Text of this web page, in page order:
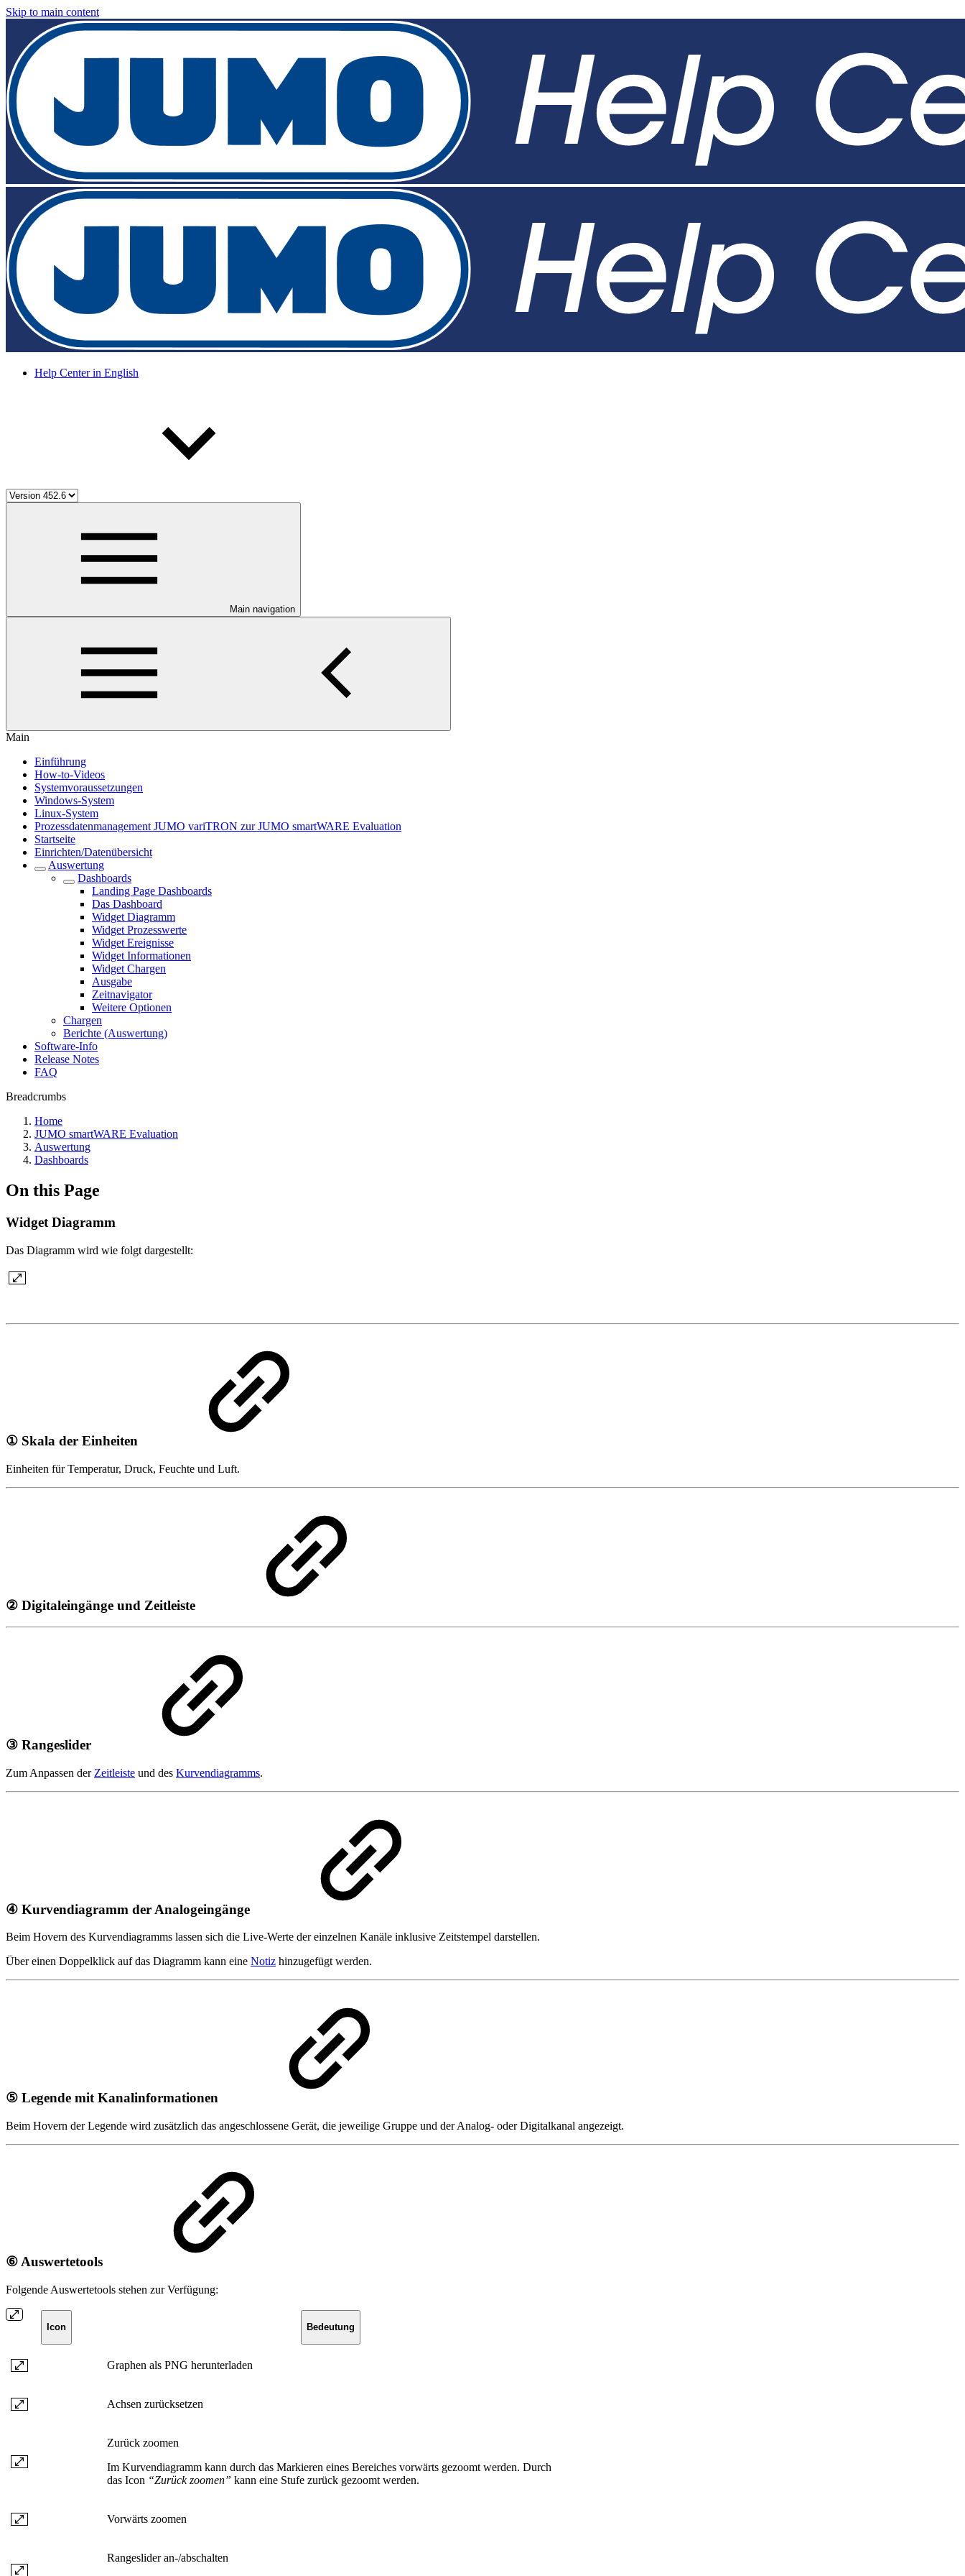
Skip to main content
Help Center in English
Main navigation
Main
Einführung
How-to-Videos
Systemvoraussetzungen
Windows-System
Linux-System
Prozessdatenmanagement JUMO variTRON zur JUMO smartWARE Evaluation
Startseite
Einrichten/Datenübersicht
Auswertung
Dashboards
Landing Page Dashboards
Das Dashboard
Widget Diagramm
Widget Prozesswerte
Widget Ereignisse
Widget Informationen
Widget Chargen
Ausgabe
Zeitnavigator
Weitere Optionen
Chargen
Berichte (Auswertung)
Software-Info
Release Notes
FAQ
Breadcrumbs
Home
JUMO smartWARE Evaluation
Auswertung
Dashboards
On this Page
Widget Diagramm
Das Diagramm wird wie folgt dargestellt:
① Skala der Einheiten
Einheiten für Temperatur, Druck, Feuchte und Luft.
② Digitaleingänge und Zeitleiste
③ Rangeslider
Zum Anpassen der Zeitleiste und des Kurvendiagramms.
④ Kurvendiagramm der Analogeingänge
Beim Hovern des Kurvendiagramms lassen sich die Live-Werte der einzelnen Kanäle inklusive Zeitstempel darstellen.
Über einen Doppelklick auf das Diagramm kann eine Notiz hinzugefügt werden.
⑤ Legende mit Kanalinformationen
Beim Hovern der Legende wird zusätzlich das angeschlossene Gerät, die jeweilige Gruppe und der Analog- oder Digitalkanal angezeigt.
⑥ Auswertetools
Folgende Auswertetools stehen zur Verfügung:
Icon Bedeutung
Graphen als PNG herunterladen
Achsen zurücksetzen
Zurück zoomen
Im Kurvendiagramm kann durch das Markieren eines Bereiches vorwärts gezoomt werden. Durch
das Icon “Zurück zoomen” kann eine Stufe zurück gezoomt werden.
Vorwärts zoomen
Rangeslider an-/abschalten